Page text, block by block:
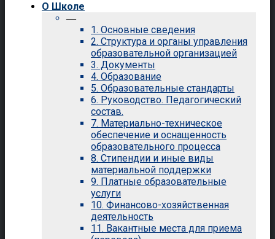
О Школе
—
1. Основные сведения
2. Структура и органы управления
образовательной организацией
3. Документы
4. Образование
5. Образовательные стандарты
6. Руководство. Педагогический
состав.
7. Материально-техническое
обеспечение и оснащенность
образовательного процесса
8. Стипендии и иные виды
материальной поддержки
9. Платные образовательные
услуги
10. Финансово-хозяйственная
деятельность
11. Вакантные места для приема